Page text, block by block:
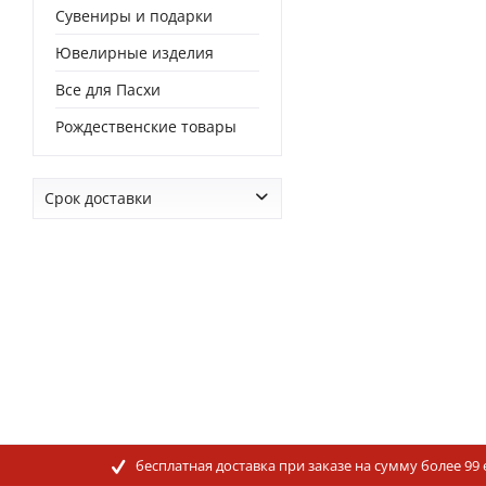
Сувениры и подарки
Ювелирные изделия
Все для Пасхи
Рождественские товары
Срок доставки
бесплатная доставка при заказе на сумму более 99